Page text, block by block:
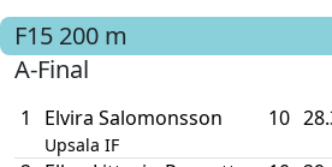
F15 200 m
A-Final
1 Elvira Salomonsson
Upsala IF
10